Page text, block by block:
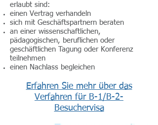
erlaubt sind:
einen Vertrag verhandeln
sich mit Geschäftspartnern beraten
an einer wissenschaftlichen,
pädagogischen, beruflichen oder
geschäftlichen Tagung oder Konferenz
teilnehmen
einen Nachlass begleichen
Erfahren Sie mehr über das
Verfahren für B-1/B-2-
Besuchervisa